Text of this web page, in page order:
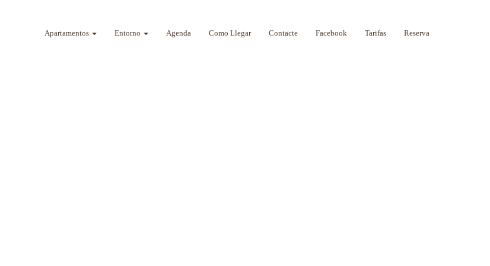
Apartamentos Entorno Agenda Como Llegar Contacte Facebook Tarifas Reserva